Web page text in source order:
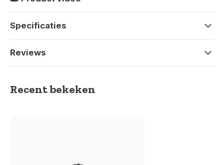
Specificaties
Reviews
Recent bekeken